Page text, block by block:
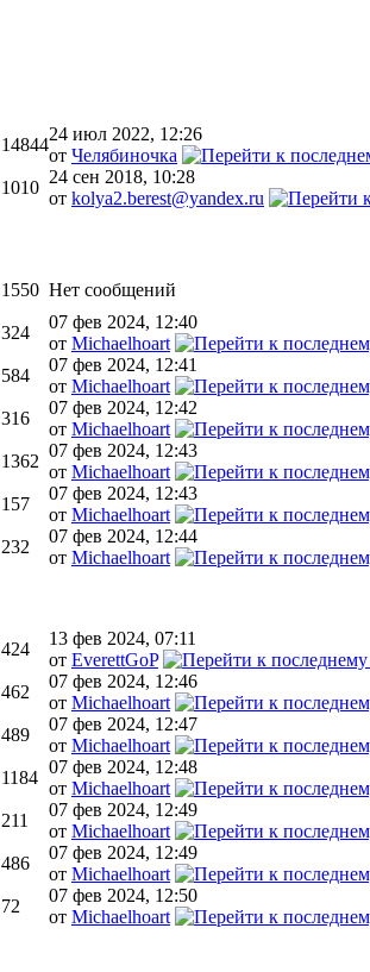
14844
24 июл 2022, 12:26
от Челябиночка
1010
24 сен 2018, 10:28
от kolya2.berest@yandex.ru
1550 Нет сообщений
324
07 фев 2024, 12:40
от Michaelhoart
584
07 фев 2024, 12:41
от Michaelhoart
316
07 фев 2024, 12:42
от Michaelhoart
1362
07 фев 2024, 12:43
от Michaelhoart
157
07 фев 2024, 12:43
от Michaelhoart
232
07 фев 2024, 12:44
от Michaelhoart
424
13 фев 2024, 07:11
от EverettGoP
462
07 фев 2024, 12:46
от Michaelhoart
489
07 фев 2024, 12:47
от Michaelhoart
1184
07 фев 2024, 12:48
от Michaelhoart
211
07 фев 2024, 12:49
от Michaelhoart
486
07 фев 2024, 12:49
от Michaelhoart
72
07 фев 2024, 12:50
от Michaelhoart